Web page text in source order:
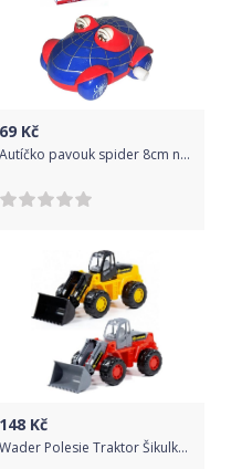
69 Kč
Autíčko pavouk spider 8cm natahovací pohyblivé oči na klíček 6 barev
148 Kč
Wader Polesie Traktor Šikulka nakladač